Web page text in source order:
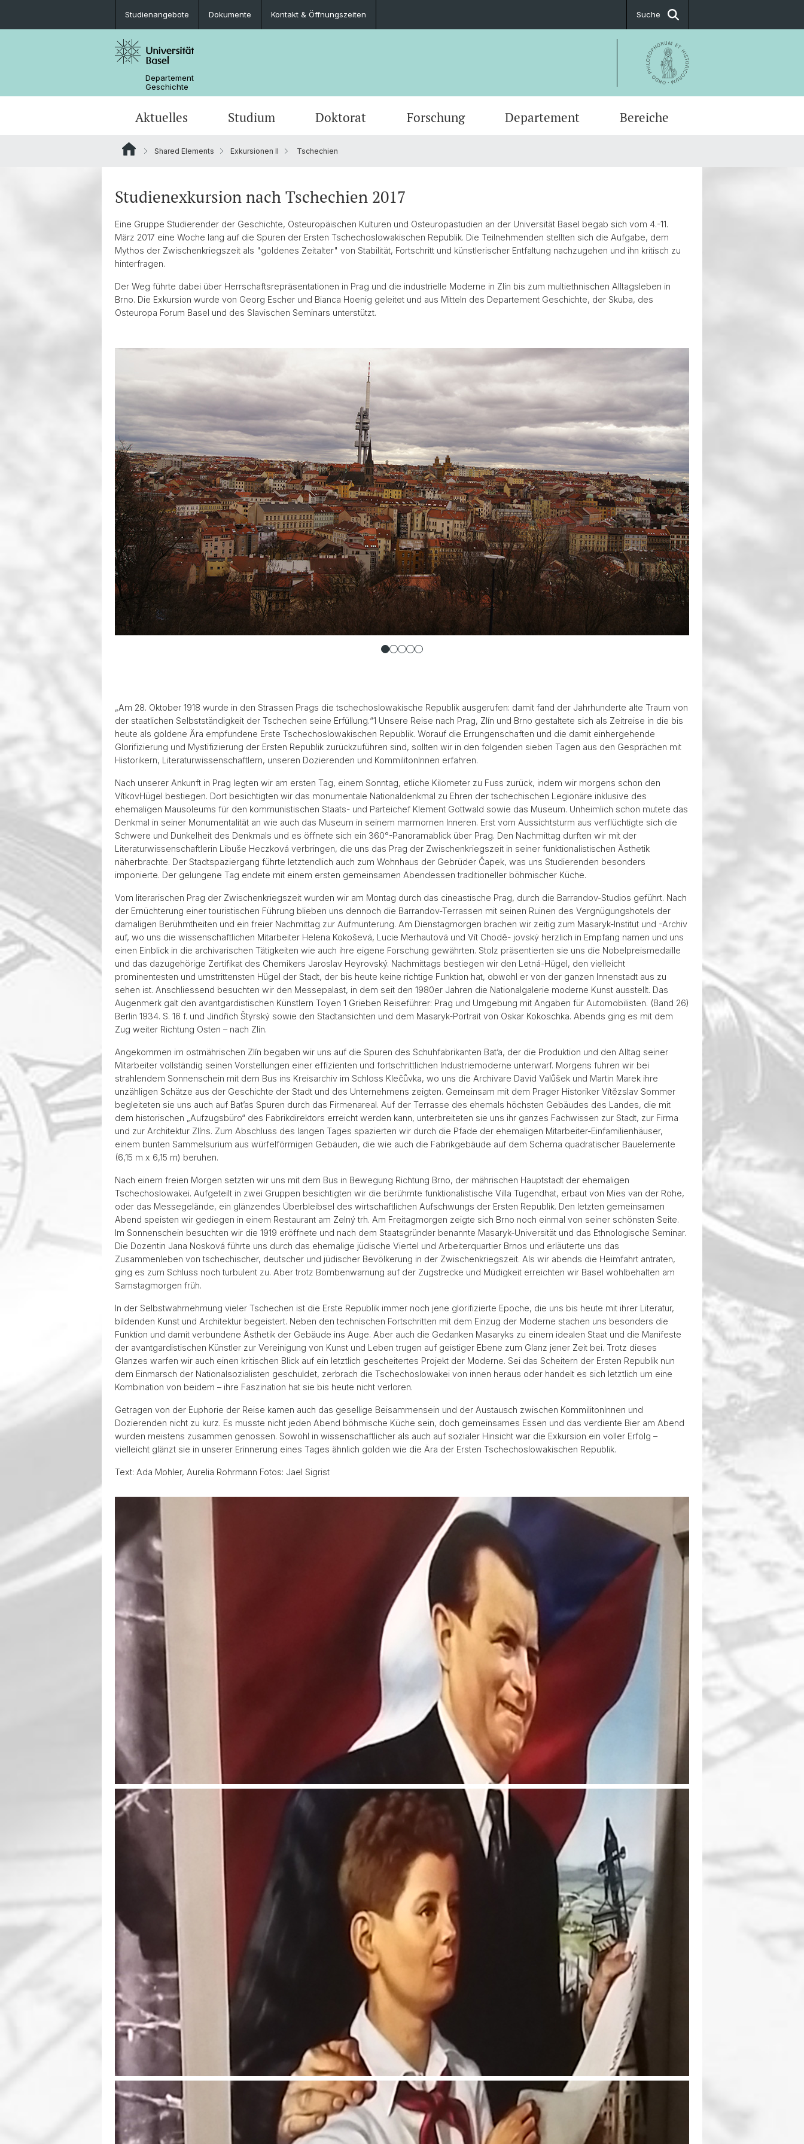
Studienangebote Dokumente Kontakt & Öffnungszeiten Suche
Departement
Geschichte
Aktuelles
Medienspiegel Neuerscheinungen
Basel History Lecture
Ringvorlesung FS26 Resistance is a
Repetoire
Ringvorlesung FS26 Der Kaukasus
Krieg gegen die Ukraine
Studium
Lehrveranstaltungen Ansprechpersonen & Dokumente
Sprechstunden Werkzeugkasten Geschichte FAQs Studium
Doktorat
Finanzierungsmöglichkeiten Dokumente Doktorat
Forschung
Forschungskolloquien
Departement
Personen Kontakt & Öffnungszeiten
Intranet Persönliche Integrität
Bereiche
Osteuropäische Geschichte Geschichte Afrikas
Shared Elements Exkursionen II Tschechien
Studienexkursion nach Tschechien 2017
Eine Gruppe Studierender der Geschichte, Osteuropäischen Kulturen und Osteuropastudien an der Universität Basel begab sich vom 4.-11.
März 2017 eine Woche lang auf die Spuren der Ersten Tschechoslowakischen Republik. Die Teilnehmenden stellten sich die Aufgabe, dem
Mythos der Zwischenkriegszeit als "goldenes Zeitalter" von Stabilität, Fortschritt und künstlerischer Entfaltung nachzugehen und ihn kritisch zu
hinterfragen.
Der Weg führte dabei über Herrschaftsrepräsentationen in Prag und die industrielle Moderne in Zlín bis zum multiethnischen Alltagsleben in
Brno. Die Exkursion wurde von Georg Escher und Bianca Hoenig geleitet und aus Mitteln des Departement Geschichte, der Skuba, des
Osteuropa Forum Basel und des Slavischen Seminars unterstützt.
„Am 28. Oktober 1918 wurde in den Strassen Prags die tschechoslowakische Republik ausgerufen: damit fand der Jahrhunderte alte Traum von
der staatlichen Selbstständigkeit der Tschechen seine Erfüllung.“1 Unsere Reise nach Prag, Zlín und Brno gestaltete sich als Zeitreise in die bis
heute als goldene Ära empfundene Erste Tschechoslowakischen Republik. Worauf die Errungenschaften und die damit einhergehende
Glorifizierung und Mystifizierung der Ersten Republik zurückzuführen sind, sollten wir in den folgenden sieben Tagen aus den Gesprächen mit
Historikern, Literaturwissenschaftlern, unseren Dozierenden und KommilitonInnen erfahren.
Nach unserer Ankunft in Prag legten wir am ersten Tag, einem Sonntag, etliche Kilometer zu Fuss zurück, indem wir morgens schon den
VítkovHügel bestiegen. Dort besichtigten wir das monumentale Nationaldenkmal zu Ehren der tschechischen Legionäre inklusive des
ehemaligen Mausoleums für den kommunistischen Staats- und Parteichef Klement Gottwald sowie das Museum. Unheimlich schon mutete das
Denkmal in seiner Monumentalität an wie auch das Museum in seinem marmornen Inneren. Erst vom Aussichtsturm aus verflüchtigte sich die
Schwere und Dunkelheit des Denkmals und es öffnete sich ein 360°-Panoramablick über Prag. Den Nachmittag durften wir mit der
Literaturwissenschaftlerin Libuše Heczková verbringen, die uns das Prag der Zwischenkriegszeit in seiner funktionalistischen Ästhetik
näherbrachte. Der Stadtspaziergang führte letztendlich auch zum Wohnhaus der Gebrüder Čapek, was uns Studierenden besonders
imponierte. Der gelungene Tag endete mit einem ersten gemeinsamen Abendessen traditioneller böhmischer Küche.
Vom literarischen Prag der Zwischenkriegszeit wurden wir am Montag durch das cineastische Prag, durch die Barrandov-Studios geführt. Nach
der Ernüchterung einer touristischen Führung blieben uns dennoch die Barrandov-Terrassen mit seinen Ruinen des Vergnügungshotels der
damaligen Berühmtheiten und ein freier Nachmittag zur Aufmunterung. Am Dienstagmorgen brachen wir zeitig zum Masaryk-Institut und -Archiv
auf, wo uns die wissenschaftlichen Mitarbeiter Helena Kokoševá, Lucie Merhautová und Vít Chodě- jovský herzlich in Empfang namen und uns
einen Einblick in die archivarischen Tätigkeiten wie auch ihre eigene Forschung gewährten. Stolz präsentierten sie uns die Nobelpreismedaille
und das dazugehörige Zertifikat des Chemikers Jaroslav Heyrovský. Nachmittags bestiegen wir den Letná-Hügel, den vielleicht
prominentesten und umstrittensten Hügel der Stadt, der bis heute keine richtige Funktion hat, obwohl er von der ganzen Innenstadt aus zu
sehen ist. Anschliessend besuchten wir den Messepalast, in dem seit den 1980er Jahren die Nationalgalerie moderne Kunst ausstellt. Das
Augenmerk galt den avantgardistischen Künstlern Toyen 1 Grieben Reiseführer: Prag und Umgebung mit Angaben für Automobilisten. (Band 26)
Berlin 1934. S. 16 f. und Jindřich Štyrský sowie den Stadtansichten und dem Masaryk-Portrait von Oskar Kokoschka. Abends ging es mit dem
Zug weiter Richtung Osten – nach Zlín.
Angekommen im ostmährischen Zlín begaben wir uns auf die Spuren des Schuhfabrikanten Bat’a, der die Produktion und den Alltag seiner
Mitarbeiter vollständig seinen Vorstellungen einer effizienten und fortschrittlichen Industriemoderne unterwarf. Morgens fuhren wir bei
strahlendem Sonnenschein mit dem Bus ins Kreisarchiv im Schloss Klečůvka, wo uns die Archivare David Valůšek und Martin Marek ihre
unzähligen Schätze aus der Geschichte der Stadt und des Unternehmens zeigten. Gemeinsam mit dem Prager Historiker Vítězslav Sommer
begleiteten sie uns auch auf Bat’as Spuren durch das Firmenareal. Auf der Terrasse des ehemals höchsten Gebäudes des Landes, die mit
dem historischen „Aufzugsbüro“ des Fabrikdirektors erreicht werden kann, unterbreiteten sie uns ihr ganzes Fachwissen zur Stadt, zur Firma
und zur Architektur Zlíns. Zum Abschluss des langen Tages spazierten wir durch die Pfade der ehemaligen Mitarbeiter-Einfamilienhäuser,
einem bunten Sammelsurium aus würfelförmigen Gebäuden, die wie auch die Fabrikgebäude auf dem Schema quadratischer Bauelemente
(6,15 m x 6,15 m) beruhen.
Nach einem freien Morgen setzten wir uns mit dem Bus in Bewegung Richtung Brno, der mährischen Hauptstadt der ehemaligen
Tschechoslowakei. Aufgeteilt in zwei Gruppen besichtigten wir die berühmte funktionalistische Villa Tugendhat, erbaut von Mies van der Rohe,
oder das Messegelände, ein glänzendes Überbleibsel des wirtschaftlichen Aufschwungs der Ersten Republik. Den letzten gemeinsamen
Abend speisten wir gediegen in einem Restaurant am Zelný trh. Am Freitagmorgen zeigte sich Brno noch einmal von seiner schönsten Seite.
Im Sonnenschein besuchten wir die 1919 eröffnete und nach dem Staatsgründer benannte Masaryk-Universität und das Ethnologische Seminar.
Die Dozentin Jana Nosková führte uns durch das ehemalige jüdische Viertel und Arbeiterquartier Brnos und erläuterte uns das
Zusammenleben von tschechischer, deutscher und jüdischer Bevölkerung in der Zwischenkriegszeit. Als wir abends die Heimfahrt antraten,
ging es zum Schluss noch turbulent zu. Aber trotz Bombenwarnung auf der Zugstrecke und Müdigkeit erreichten wir Basel wohlbehalten am
Samstagmorgen früh.
In der Selbstwahrnehmung vieler Tschechen ist die Erste Republik immer noch jene glorifizierte Epoche, die uns bis heute mit ihrer Literatur,
bildenden Kunst und Architektur begeistert. Neben den technischen Fortschritten mit dem Einzug der Moderne stachen uns besonders die
Funktion und damit verbundene Ästhetik der Gebäude ins Auge. Aber auch die Gedanken Masaryks zu einem idealen Staat und die Manifeste
der avantgardistischen Künstler zur Vereinigung von Kunst und Leben trugen auf geistiger Ebene zum Glanz jener Zeit bei. Trotz dieses
Glanzes warfen wir auch einen kritischen Blick auf ein letztlich gescheitertes Projekt der Moderne. Sei das Scheitern der Ersten Republik nun
dem Einmarsch der Nationalsozialisten geschuldet, zerbrach die Tschechoslowakei von innen heraus oder handelt es sich letztlich um eine
Kombination von beidem – ihre Faszination hat sie bis heute nicht verloren.
Getragen von der Euphorie der Reise kamen auch das gesellige Beisammensein und der Austausch zwischen KommilitonInnen und
Dozierenden nicht zu kurz. Es musste nicht jeden Abend böhmische Küche sein, doch gemeinsames Essen und das verdiente Bier am Abend
wurden meistens zusammen genossen. Sowohl in wissenschaftlicher als auch auf sozialer Hinsicht war die Exkursion ein voller Erfolg –
vielleicht glänzt sie in unserer Erinnerung eines Tages ähnlich golden wie die Ära der Ersten Tschechoslowakischen Republik.
Text: Ada Mohler, Aurelia Rohrmann Fotos: Jael Sigrist